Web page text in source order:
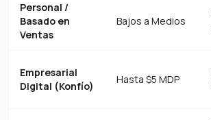
Personal /
Basado en
Ventas
Bajos a Medios
Empresarial
Digital (Konfío)
Hasta $5 MDP